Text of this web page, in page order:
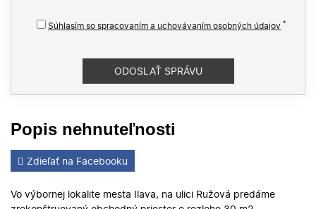
Popis nehnuteľnosti
Zdieľať na Facebooku
Vo výbornej lokalite mesta Ilava, na ulici Ružová predáme
Súhlasím so spracovaním a uchovávaním osobných údajov *